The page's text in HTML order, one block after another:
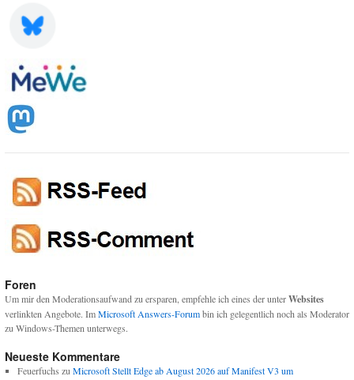
Foren
Um mir den Moderationsaufwand zu ersparen, empfehle ich eines der unterWebsites
verlinkten Angebote. ImMicrosoft Answers-Forumbin ich gelegentlich noch als Moderator
zu Windows-Themen unterwegs.
Neueste Kommentare
Feuerfuchs zu Microsoft Stellt Edge ab August 2026 auf Manifest V3 um